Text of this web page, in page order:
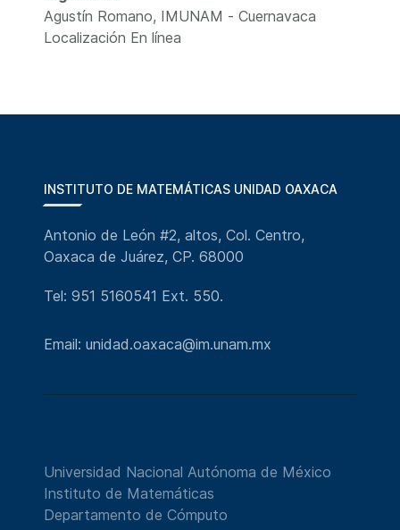
Agustín Romano, IMUNAM - Cuernavaca
Localización En línea
INSTITUTO DE MATEMÁTICAS UNIDAD OAXACA
Antonio de León #2, altos, Col. Centro,
Oaxaca de Juárez, CP. 68000
Tel: 951 5160541 Ext. 550.
Email: unidad.oaxaca@im.unam.mx
Universidad Nacional Autónoma de México
Instituto de Matemáticas
Departamento de Cómputo